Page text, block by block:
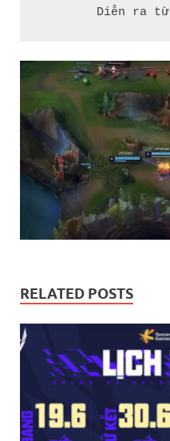
Diễn ra từ
RELATED POSTS